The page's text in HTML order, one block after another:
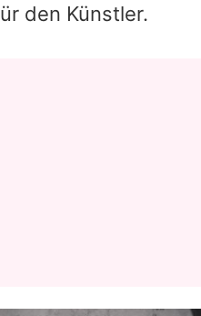
den Künstler.